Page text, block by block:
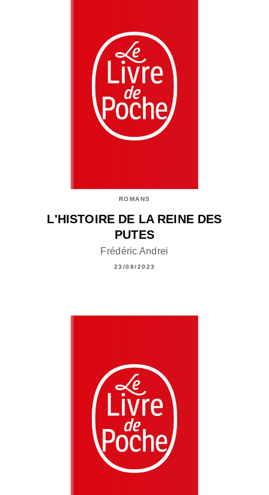
ROMANS
L'HISTOIRE DE LA REINE DES
PUTES
Frédéric Andrei
23/08/2023